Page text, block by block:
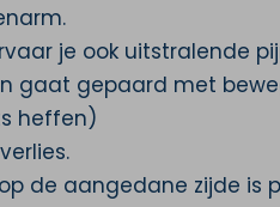
je ook uitstralende
gaat gepaard met
heffen)
de aangedane zijde is